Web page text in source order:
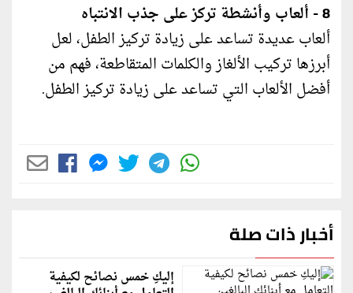
8 - ألعاب وأنشطة تركز على جذب الانتباه
ألعاب عديدة تساعد على زيادة تركيز الطفل، لعل
أبرزها تركيب الألغاز والكلمات المتقاطعة، فهم من
أفضل الألعاب التي تساعد على زيادة تركيز الطفل.
أخبار ذات صلة
إليكِ خمس نصائح لكيفية